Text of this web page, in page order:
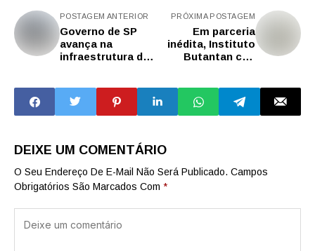
POSTAGEM ANTERIOR
Governo de SP
avança na
infraestrutura de
região de
Campinas
PRÓXIMA POSTAGEM
Em parceria
inédita, Instituto
Butantan cria
com escola
pública
DEIXE UM COMENTÁRIO
O Seu Endereço De E-Mail Não Será Publicado. Campos
Obrigatórios São Marcados Com *